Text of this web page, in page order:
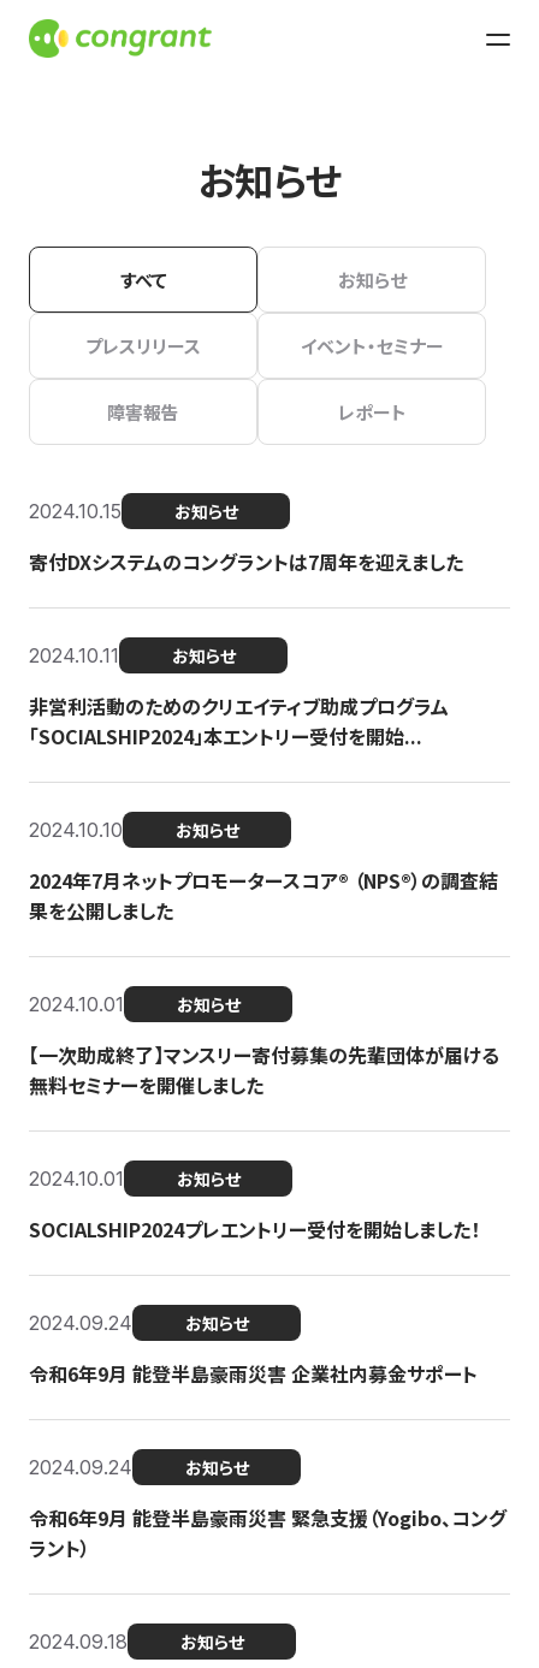
お知らせ
すべて お知らせ
プレスリリース イベント・セミナー
障害報告 レポート
2024.10.15 お知らせ
寄付DXシステムのコングラントは7周年を迎えました
2024.10.11 お知らせ
非営利活動のためのクリエイティブ助成プログラム
「SOCIALSHIP2024」本エントリー受付を開始...
2024.10.10 お知らせ
2024年7月ネットプロモータースコア®︎ （NPS®︎）の調査結
果を公開しました
2024.10.01 お知らせ
【一次助成終了】マンスリー寄付募集の先輩団体が届ける
無料セミナーを開催しました
2024.10.01 お知らせ
SOCIALSHIP2024プレエントリー受付を開始しました！
2024.09.24 お知らせ
令和6年9月 能登半島豪雨災害 企業社内募金サポート
2024.09.24 お知らせ
令和6年9月 能登半島豪雨災害 緊急支援（Yogibo、コング
ラント）
2024.09.18 お知らせ